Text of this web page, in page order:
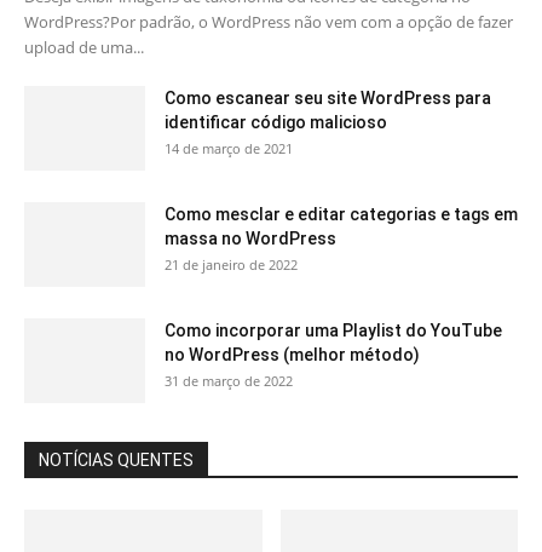
WordPress?Por padrão, o WordPress não vem com a opção de fazer
upload de uma...
Como escanear seu site WordPress para
identificar código malicioso
14 de março de 2021
Como mesclar e editar categorias e tags em
massa no WordPress
21 de janeiro de 2022
Como incorporar uma Playlist do YouTube
no WordPress (melhor método)
31 de março de 2022
NOTÍCIAS QUENTES